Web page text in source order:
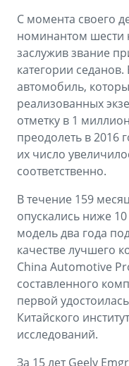
С момента своего
номинантом шести
заслужив звание
категории
автомобиль,
реализованных
отметку в 1
преодолеть в 2016
их число
соответственно.
В течение 159
опускались ниже
модель два года
качестве лучшего
China Automotive
составленного
первой
Китайского
исследований.
За 15 лет Geely